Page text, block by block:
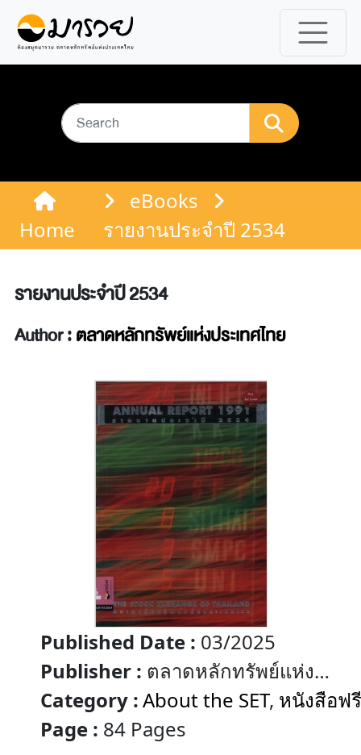
Home
eBooks
รายงานประจำปี 2534
รายงานประจำปี 2534
Author :ตลาดหลักทรัพย์แห่งประเทศไทย
Published Date : 03/2025
Publisher : ตลาดหลักทรัพย์แห่ง
ประเทศไทย
Category :About the SET, หนังสือฟรี
Page : 84 Pages